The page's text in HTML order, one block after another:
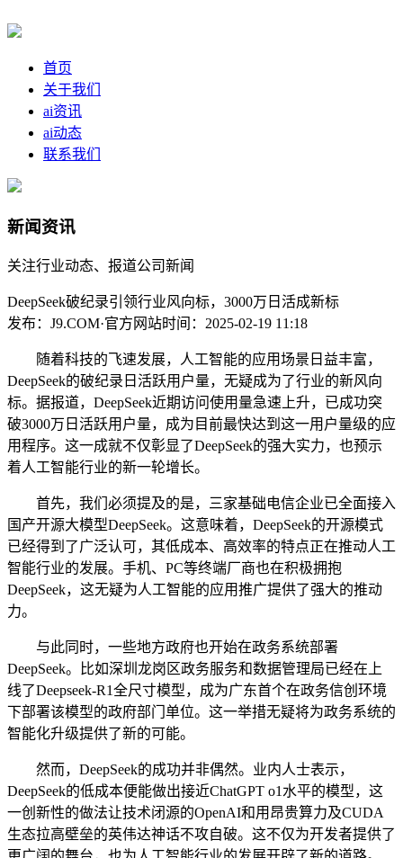
首页
关于我们
ai资讯
ai动态
联系我们
新闻资讯
关注行业动态、报道公司新闻
DeepSeek破纪录引领行业风向标，3000万日活成新标
发布：J9.COM·官方网站时间：2025-02-19 11:18
随着科技的飞速发展，人工智能的应用场景日益丰富，
DeepSeek的破纪录日活跃用户量，无疑成为了行业的新风向
标。据报道，DeepSeek近期访问使用量急速上升，已成功突
破3000万日活跃用户量，成为目前最快达到这一用户量级的应
用程序。这一成就不仅彰显了DeepSeek的强大实力，也预示
着人工智能行业的新一轮增长。
首先，我们必须提及的是，三家基础电信企业已全面接入
国产开源大模型DeepSeek。这意味着，DeepSeek的开源模式
已经得到了广泛认可，其低成本、高效率的特点正在推动人工
智能行业的发展。手机、PC等终端厂商也在积极拥抱
DeepSeek，这无疑为人工智能的应用推广提供了强大的推动
力。
与此同时，一些地方政府也开始在政务系统部署
DeepSeek。比如深圳龙岗区政务服务和数据管理局已经在上
线了Deepseek-R1全尺寸模型，成为广东首个在政务信创环境
下部署该模型的政府部门单位。这一举措无疑将为政务系统的
智能化升级提供了新的可能。
然而，DeepSeek的成功并非偶然。业内人士表示，
DeepSeek的低成本便能做出接近ChatGPT o1水平的模型，这
一创新性的做法让技术闭源的OpenAI和用昂贵算力及CUDA
生态拉高壁垒的英伟达神话不攻自破。这不仅为开发者提供了